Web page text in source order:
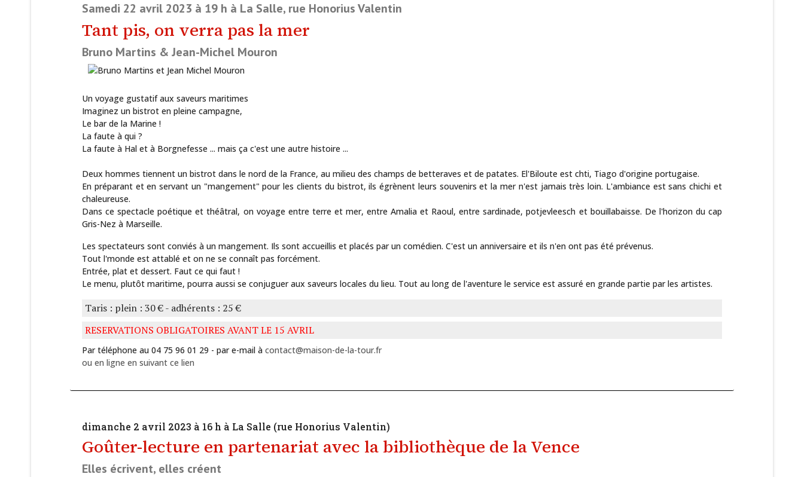
Samedi 22 avril 2023 à 19 h à La Salle, rue Honorius Valentin
Tant pis, on verra pas la mer
Bruno Martins & Jean-Michel Mouron
Un voyage gustatif aux saveurs maritimes
Imaginez un bistrot en pleine campagne,
Le bar de la Marine !
La faute à qui ?
La faute à Hal et à Borgnefesse ... mais ça c'est une autre histoire ...
Deux hommes tiennent un bistrot dans le nord de la France, au milieu des champs de betteraves et de patates. El'Biloute est chti, Tiago d'origine portugaise.
En préparant et en servant un "mangement" pour les clients du bistrot, ils égrènent leurs souvenirs et la mer n'est jamais très loin. L'ambiance est sans chichi et
chaleureuse.
Dans ce spectacle poétique et théâtral, on voyage entre terre et mer, entre Amalia et Raoul, entre sardinade, potjevleesch et bouillabaisse. De l'horizon du cap
Gris-Nez à Marseille.
Les spectateurs sont conviés à un mangement. Ils sont accueillis et placés par un comédien. C'est un anniversaire et ils n'en ont pas été prévenus.
Tout l'monde est attablé et on ne se connaît pas forcément.
Entrée, plat et dessert. Faut ce qui faut !
Le menu, plutôt maritime, pourra aussi se conjuguer aux saveurs locales du lieu. Tout au long de l'aventure le service est assuré en grande partie par les artistes.
Taris : plein : 30 € - adhérents : 25 €
RESERVATIONS OBLIGATOIRES AVANT LE 15 AVRIL
Par téléphone au 04 75 96 01 29 - par e-mail à contact@maison-de-la-tour.fr
ou en ligne en suivant ce lien
dimanche 2 avril 2023 à 16 h à La Salle (rue Honorius Valentin)
Goûter-lecture en partenariat avec la bibliothèque de la Vence
Elles écrivent, elles créent